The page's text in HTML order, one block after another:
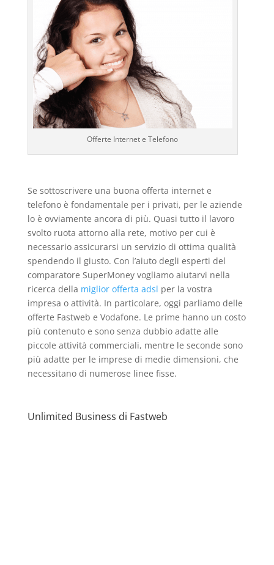
Offerte Internet e Telefono
Se sottoscrivere una buona offerta internet e
telefono è fondamentale per i privati, per le aziende
lo è ovviamente ancora di più. Quasi tutto il lavoro
svolto ruota attorno alla rete, motivo per cui è
necessario assicurarsi un servizio di ottima qualità
spendendo il giusto. Con l’aiuto degli esperti del
comparatore SuperMoney vogliamo aiutarvi nella
ricerca della miglior offerta adsl per la vostra
impresa o attività. In particolare, oggi parliamo delle
offerte Fastweb e Vodafone. Le prime hanno un costo
più contenuto e sono senza dubbio adatte alle
piccole attività commerciali, mentre le seconde sono
più adatte per le imprese di medie dimensioni, che
necessitano di numerose linee fisse.
Unlimited Business di Fastweb